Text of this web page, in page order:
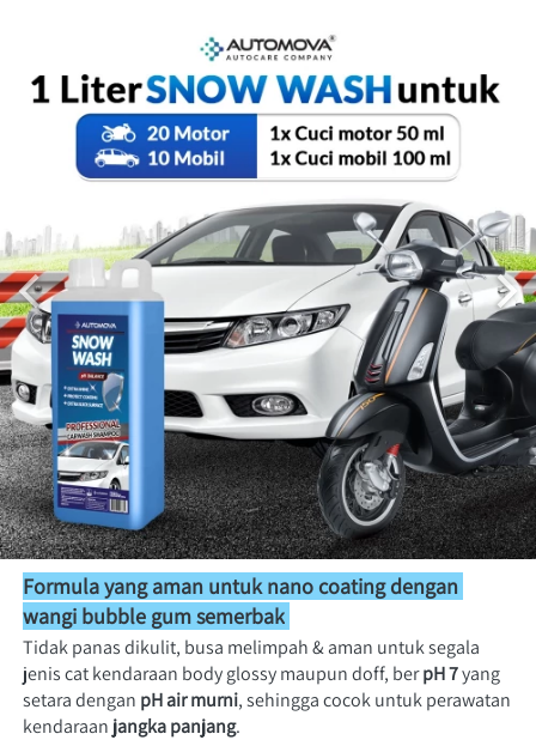
Formula yang aman untuk nano coating dengan
wangi bubble gum semerbak
Tidak panas dikulit, busa melimpah & aman untuk segala
jenis cat kendaraan body glossy maupun doff, ber pH 7 yang
setara dengan pH air murni, sehingga cocok untuk perawatan
kendaraan jangka panjang.